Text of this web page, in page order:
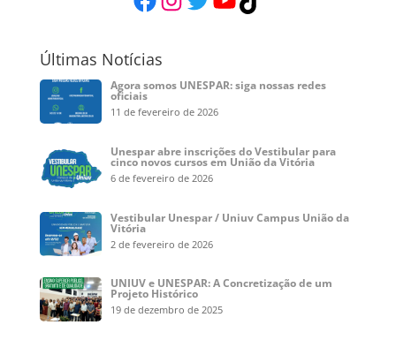
Últimas Notícias
Agora somos UNESPAR: siga nossas redes
oficiais
11 de fevereiro de 2026
Unespar abre inscrições do Vestibular para
cinco novos cursos em União da Vitória
6 de fevereiro de 2026
Vestibular Unespar / Uniuv Campus União da
Vitória
2 de fevereiro de 2026
UNIUV e UNESPAR: A Concretização de um
Projeto Histórico
19 de dezembro de 2025